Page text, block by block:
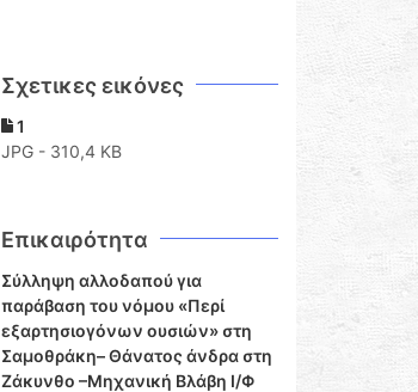
Σχετικες εικόνες
1
JPG - 310,4 KB
Επικαιρότητα
Σύλληψη αλλοδαπού για
παράβαση του νόμου «Περί
εξαρτησιογόνων ουσιών» στη
Σαμοθράκη– Θάνατος άνδρα στη
Ζάκυνθο –Μηχανική Βλάβη Ι/Φ